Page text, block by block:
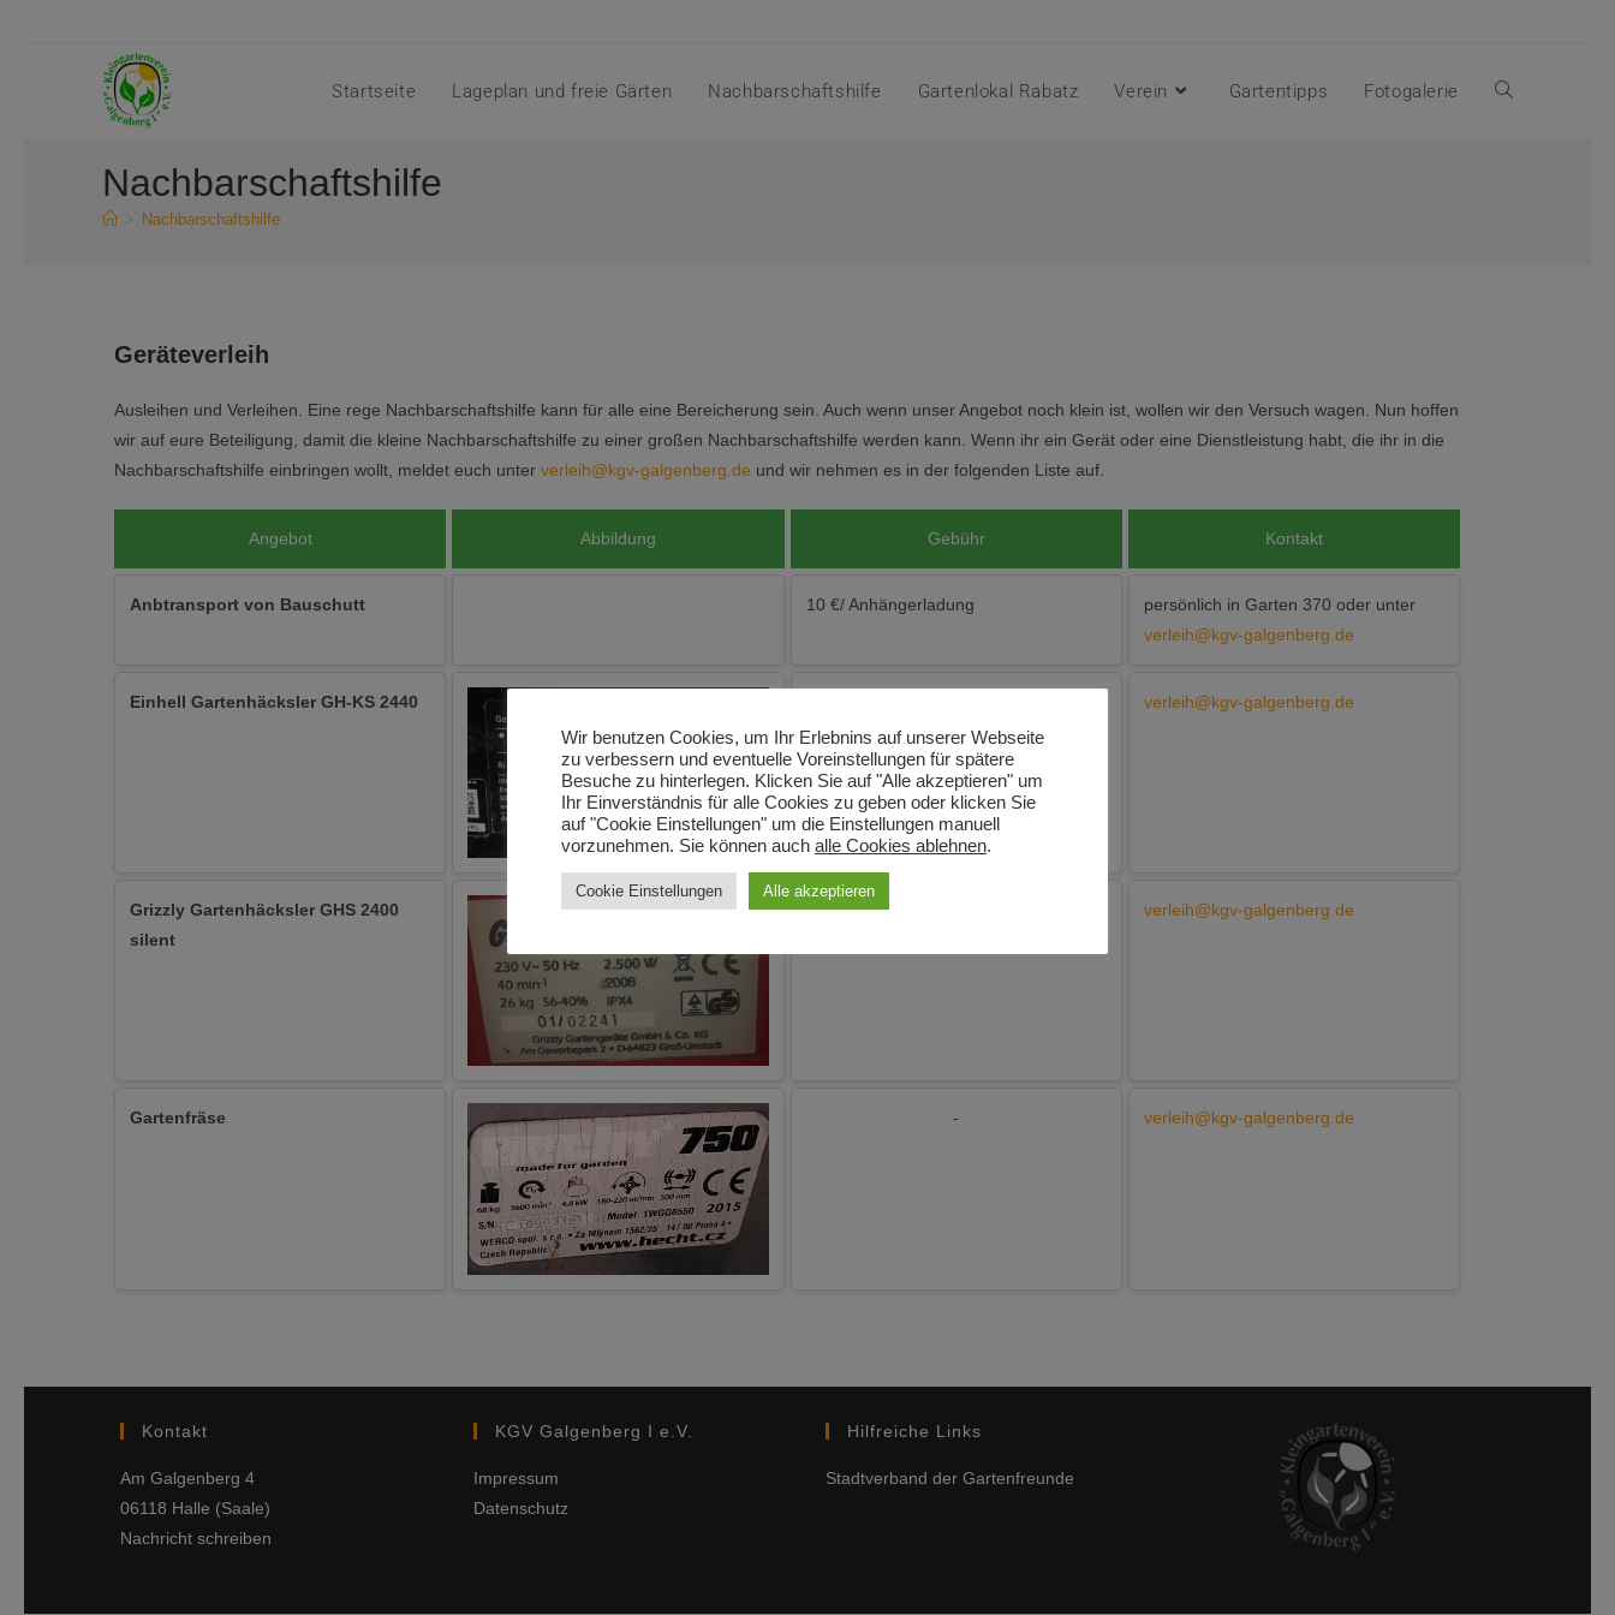
Startseite Lageplan und freie Gärten Nachbarschaftshilfe Gartenlokal Rabatz Verein Gartentipps Fotogalerie
Nachbarschaftshilfe
Nachbarschaftshilfe
Geräteverleih
Ausleihen und Verleihen. Eine rege Nachbarschaftshilfe kann für alle eine Bereicherung sein. Auch wenn unser Angebot noch klein ist, wollen wir den Versuch wagen. Nun hoffen
wir auf eure Beteiligung, damit die kleine Nachbarschaftshilfe zu einer großen Nachbarschaftshilfe werden kann. Wenn ihr ein Gerät oder eine Dienstleistung habt, die ihr in die
Nachbarschaftshilfe einbringen wollt, meldet euch unterverleih@kgv-galgenberg.de und wir nehmen es in der folgenden Liste auf.
Angebot Abbildung Gebühr Kontakt
Anbtransport von Bauschutt 10 €/ Anhängerladung
persönlich in Garten 370 oder unter
verleih@kgv-galgenberg.de
Einhell Gartenhäcksler GH-KS 2440 verleih@kgv-galgenberg.de
Grizzly Gartenhäcksler GHS 2400
silent
verleih@kgv-galgenberg.de
Gartenfräse - verleih@kgv-galgenberg.de
Kontakt
Am Galgenberg 4
06118 Halle (Saale)
Nachricht schreiben
KGV Galgenberg I e.V.
Impressum
Datenschutz
Hilfreiche Links
Stadtverband der Gartenfreunde
Wir benutzen Cookies, um Ihr Erlebnins auf unserer Webseite
zu verbessern und eventuelle Voreinstellungen für spätere
Besuche zu hinterlegen. Klicken Sie auf "Alle akzeptieren" um
Ihr Einverständnis für alle Cookies zu geben oder klicken Sie
auf "Cookie Einstellungen" um die Einstellungen manuell
vorzunehmen. Sie können auch alle Cookies ablehnen.
Cookie Einstellungen Alle akzeptieren